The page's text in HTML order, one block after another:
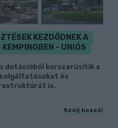
KEZDŐDNEK A
- UNIÓS
dotációból korszerűsítik a
és
is.
Szólj hozzá!